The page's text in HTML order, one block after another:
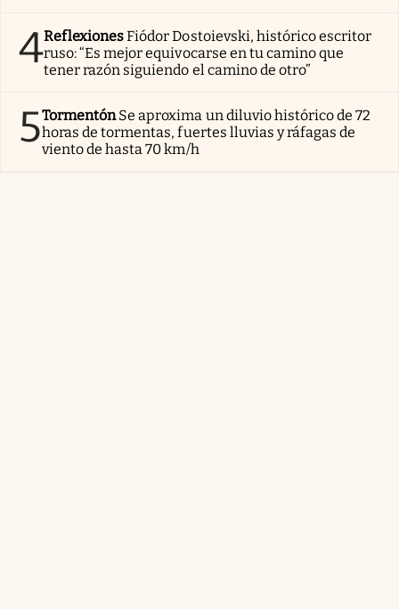
4ReflexionesFiódor Dostoievski, histórico escritor
ruso: “Es mejor equivocarse en tu camino que
tener razón siguiendo el camino de otro”
5TormentónSe aproxima un diluvio histórico de 72
horas de tormentas, fuertes lluvias y ráfagas de
viento de hasta 70 km/h